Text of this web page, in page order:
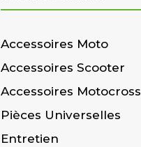
Accessoires Moto
Accessoires Scooter
Accessoires Motocross
Pièces Universelles
Entretien